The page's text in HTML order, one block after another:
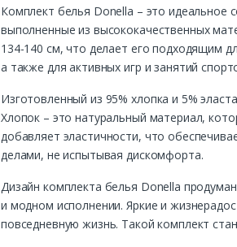
Комплект белья Donella – это идеальное
выполненные из высококачественных
134-140 см, что делает его подходящим
а также для активных игр и занятий
Изготовленный из 95% хлопка и 5%
Хлопок – это натуральный материал,
добавляет эластичности, что
делами, не испытывая дискомфорта.
Дизайн комплекта белья Donella
и модном исполнении. Яркие и
повседневную жизнь. Такой комплект